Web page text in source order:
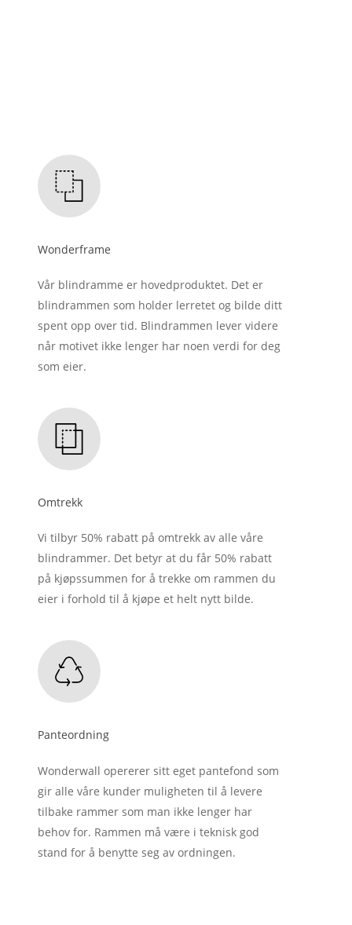
Wonderframe
Vår blindramme er hovedproduktet. Det er
blindrammen som holder lerretet og bilde ditt
spent opp over tid. Blindrammen lever videre
når motivet ikke lenger har noen verdi for deg
som eier.
Omtrekk
Vi tilbyr 50% rabatt på omtrekk av alle våre
blindrammer. Det betyr at du får 50% rabatt
på kjøpssummen for å trekke om rammen du
eier i forhold til å kjøpe et helt nytt bilde.
Panteordning
Wonderwall opererer sitt eget pantefond som
gir alle våre kunder muligheten til å levere
tilbake rammer som man ikke lenger har
behov for. Rammen må være i teknisk god
stand for å benytte seg av ordningen.